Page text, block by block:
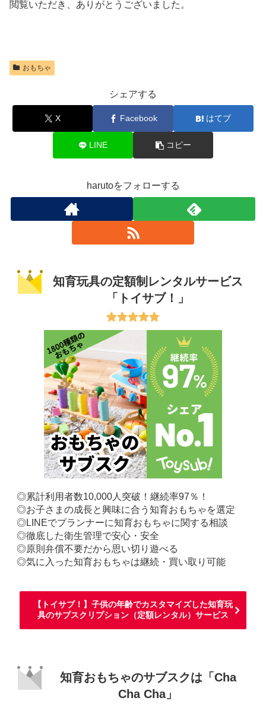
閲覧いただき、ありがとうございました。
おもちゃ
シェアする
X Facebook はてブ
LINE コピー
harutoをフォローする
知育玩具の定額制レンタルサービス
「トイサブ！」
◎累計利用者数10,000人突破！継続率97％！
◎お子さまの成長と興味に合う知育おもちゃを選定
◎LINEでプランナーに知育おもちゃに関する相談
◎徹底した衛生管理で安心・安全
◎原則弁償不要だから思い切り遊べる
◎気に入った知育おもちゃは継続・買い取り可能
【トイサブ！】子供の年齢でカスタマイズした知育玩
具のサブスクリプション（定額レンタル）サービス
知育おもちゃのサブスクは「Cha
Cha Cha」